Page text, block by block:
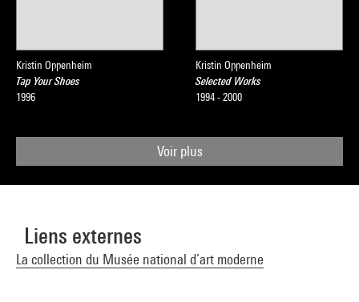
Kristin Oppenheim
Tap Your Shoes
1996
Kristin Oppenheim
Selected Works
1994 - 2000
Voir plus
Liens externes
La collection du Musée national d’art moderne